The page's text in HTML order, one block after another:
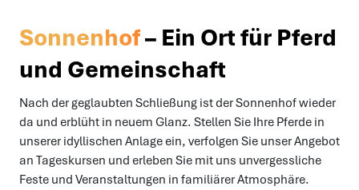
Sonnenhof– Ein Ort für Pferd
und Gemeinschaft
Nach der geglaubten Schließung ist der Sonnenhof wieder
da und erblüht in neuem Glanz. Stellen Sie Ihre Pferde in
unserer idyllischen Anlage ein, verfolgen Sie unser Angebot
an Tageskursen und erleben Sie mit uns unvergessliche
Feste und Veranstaltungen in familiärer Atmosphäre.